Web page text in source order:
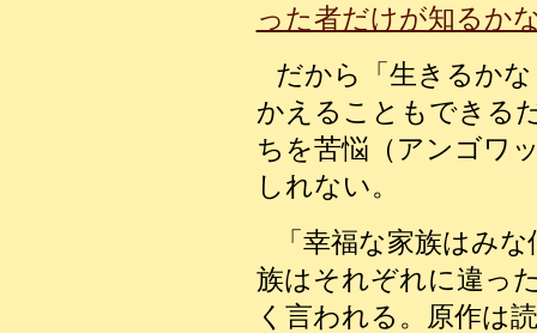
った者だけが知るか
だから「生きるか
かえることもできる
ちを苦悩（アンゴワ
しれない。
「幸福な家族はみ
族はそれぞれに違っ
く言われる。原作は